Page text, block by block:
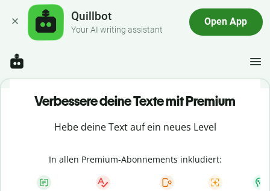
Quillbot
Your AI writing assistant
Open App
Verbessere deine Texte mit Premium
Hebe deine Text auf ein neues Level
In allen Premium-Abonnements inkludiert: